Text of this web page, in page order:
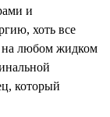
и
хоть все
на любом жидком
который